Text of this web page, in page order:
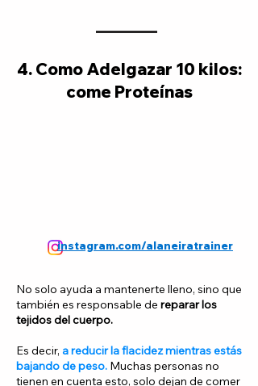
4. Como Adelgazar 10 kilos:
come Proteínas
instagram.com/alaneiratrainer
No solo ayuda a mantenerte lleno, sino que
también es responsable de reparar los
tejidos del cuerpo.
Es decir, a reducir la flacidez mientras estás
bajando de peso. Muchas personas no
tienen en cuenta esto, solo dejan de comer